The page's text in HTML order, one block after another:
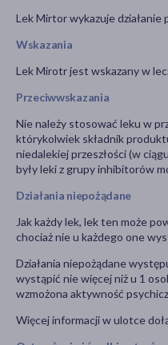
Lek Mirtor wykazuje działanie
Wskazania
Lek Mirotr jest wskazany w
Przeciwwskazania
Nie należy stosować leku w
którykolwiek składnik
niedalekiej przeszłości (w
były leki z grupy inhibitorów
Działania niepożądane
Jak każdy lek, lek ten może
chociaż nie u każdego one
Działania niepożądane
wystąpić nie więcej niż u 1
wzmożona aktywność
Więcej informacji w ulotce